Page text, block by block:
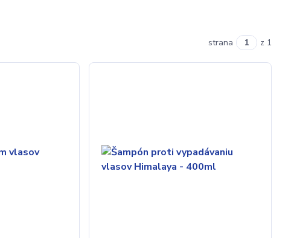
strana z 1